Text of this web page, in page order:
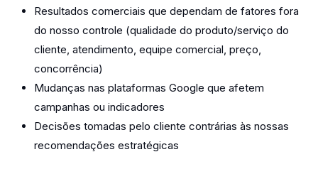
Resultados comerciais que dependam de fatores fora
do nosso controle (qualidade do produto/serviço do
cliente, atendimento, equipe comercial, preço,
concorrência)
Mudanças nas plataformas Google que afetem
campanhas ou indicadores
Decisões tomadas pelo cliente contrárias às nossas
recomendações estratégicas